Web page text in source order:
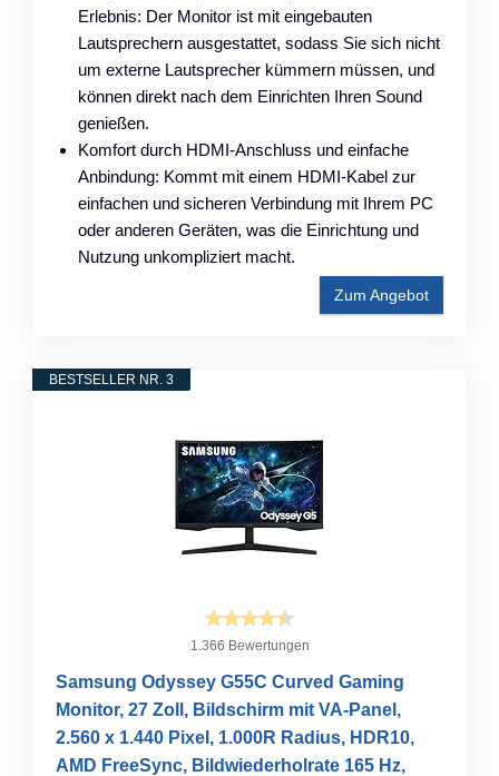
Erlebnis: Der Monitor ist mit eingebauten
Lautsprechern ausgestattet, sodass Sie sich nicht
um externe Lautsprecher kümmern müssen, und
können direkt nach dem Einrichten Ihren Sound
genießen.
Komfort durch HDMI-Anschluss und einfache
Anbindung: Kommt mit einem HDMI-Kabel zur
einfachen und sicheren Verbindung mit Ihrem PC
oder anderen Geräten, was die Einrichtung und
Nutzung unkompliziert macht.
Zum Angebot
BESTSELLER NR. 3
1.366 Bewertungen
Samsung Odyssey G55C Curved Gaming
Monitor, 27 Zoll, Bildschirm mit VA-Panel,
2.560 x 1.440 Pixel, 1.000R Radius, HDR10,
AMD FreeSync, Bildwiederholrate 165 Hz,